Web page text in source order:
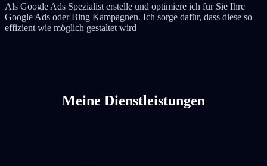
Als Google Ads Spezialist erstelle und optimiere ich für Sie Ihre
Google Ads oder Bing Kampagnen. Ich sorge dafür, dass diese so
effizient wie möglich gestaltet wird
Meine Dienstleistungen